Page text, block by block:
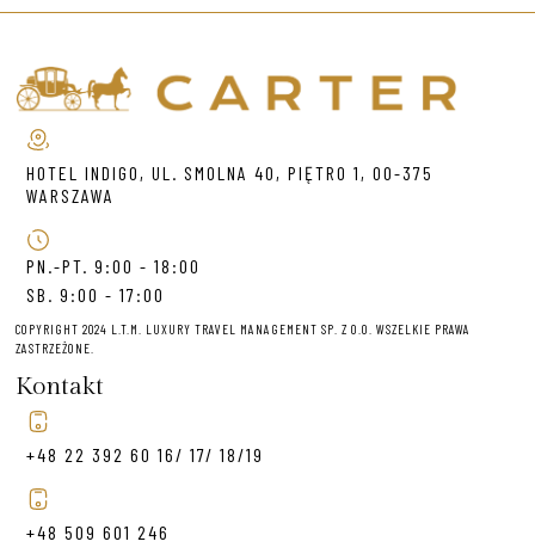
HOTEL INDIGO, UL. SMOLNA 40, PIĘTRO 1, 00-375
WARSZAWA
PN.-PT. 9:00 - 18:00
SB. 9:00 - 17:00
COPYRIGHT 2024 L.T.M. LUXURY TRAVEL MANAGEMENT SP. Z O.O. WSZELKIE PRAWA
ZASTRZEŻONE.
Kontakt
+48 22 392 60 16/ 17/ 18/19
+48 509 601 246